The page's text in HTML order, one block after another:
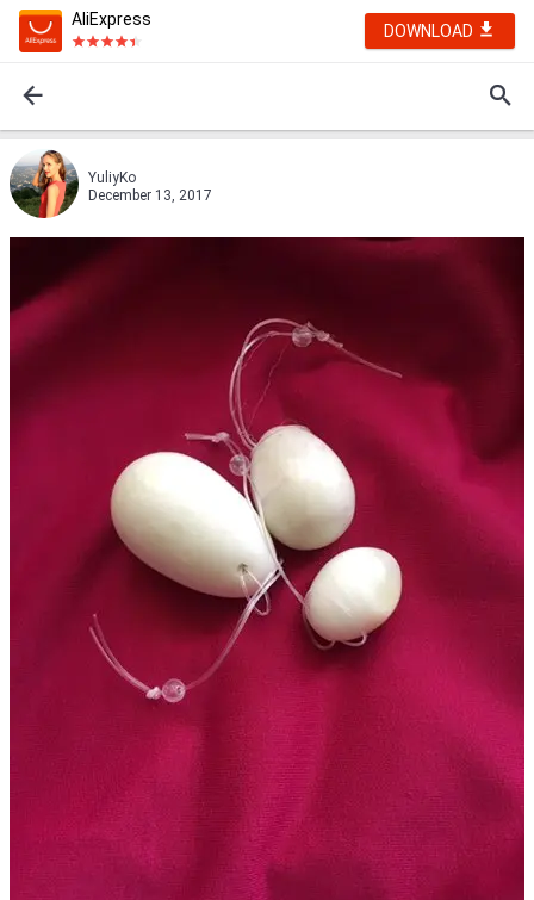
AliExpress
DOWNLOAD
YuliyKo
December 13, 2017